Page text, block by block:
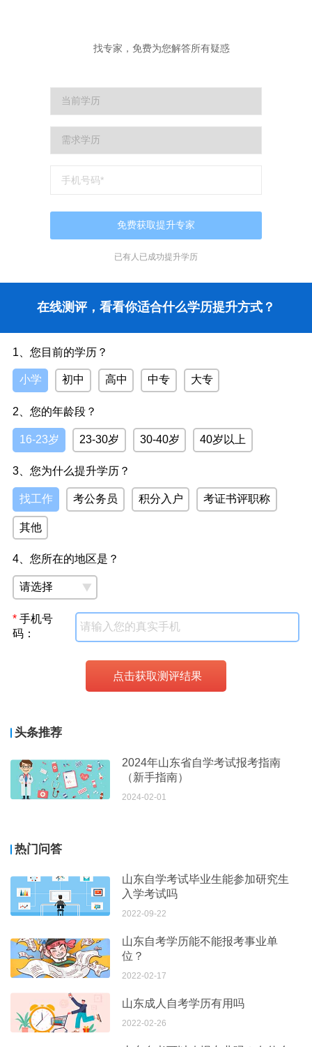
找专家，免费为您解答所有疑惑
已有人已成功提升学历
在线测评，看看你适合什么学历提升方式？
1、您目前的学历？
小学 初中 高中 中专 大专
2、您的年龄段？
16-23岁 23-30岁 30-40岁 40岁以上
3、您为什么提升学历？
找工作 考公务员 积分入户 考证书评职称
其他
4、您所在的地区是？
*手机号
码：
头条推荐
2024年山东省自学考试报考指南
（新手指南）
2024-02-01
热门问答
山东自学考试毕业生能参加研究生
入学考试吗
2022-09-22
山东自考学历能不能报考事业单
位？
2022-02-17
山东成人自考学历有用吗
2022-02-26